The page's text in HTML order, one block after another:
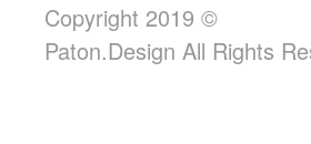
Copyright 2019 ©
Paton.Design All Rights